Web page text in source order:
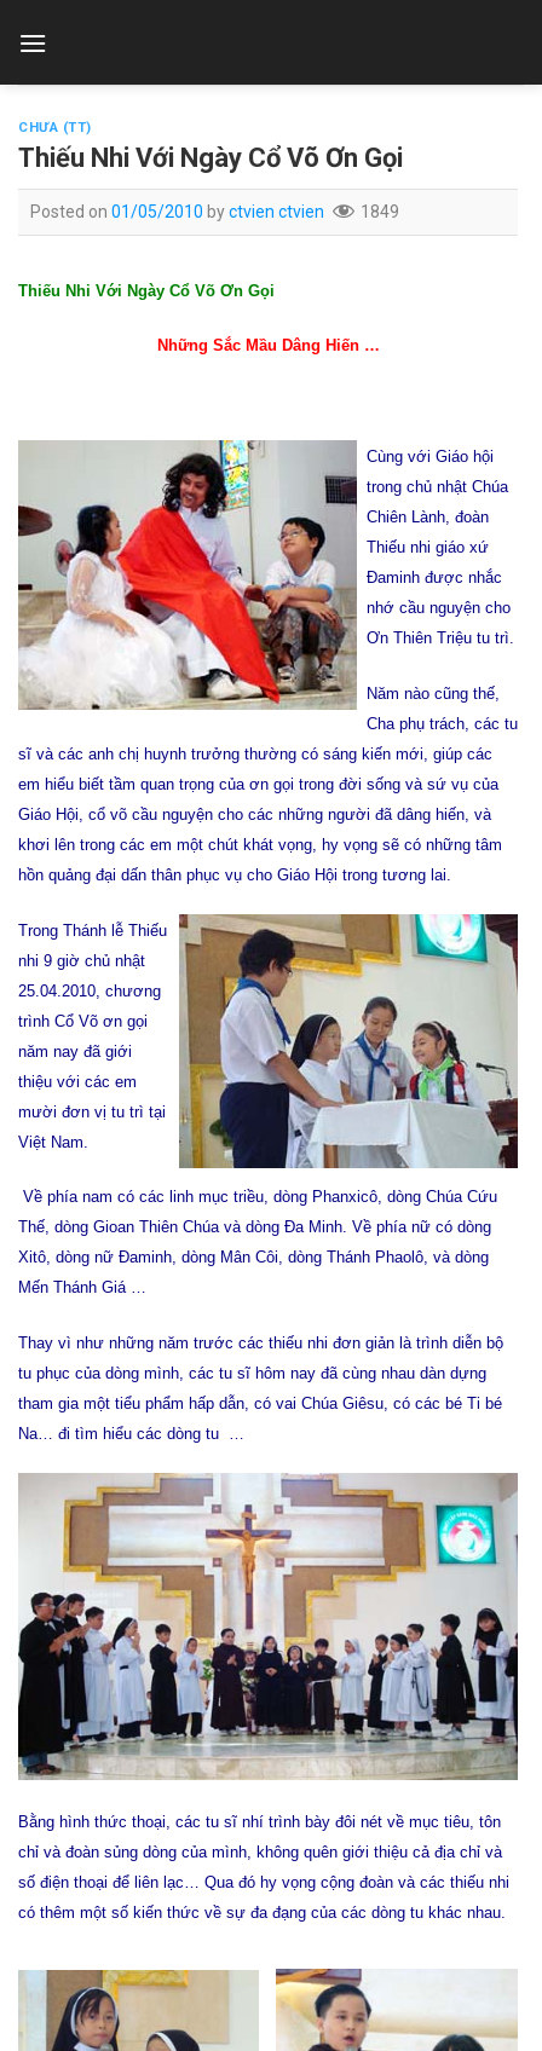
CHƯA (TT)
Thiếu Nhi Với Ngày Cổ Võ Ơn Gọi
Posted on 01/05/2010 byctvien ctvien 1849
Thiếu Nhi Với Ngày Cổ Võ Ơn Gọi
Những Sắc Mầu Dâng Hiến …
Cùng với Giáo hội
trong chủ nhật Chúa
Chiên Lành, đoàn
Thiếu nhi giáo xứ
Đaminh được nhắc
nhớ cầu nguyện cho
Ơn Thiên Triệu tu trì.
Năm nào cũng thế,
Cha phụ trách, các tu
sĩ và các anh chị huynh trưởng thường có sáng kiến mới, giúp các
em hiểu biết tầm quan trọng của ơn gọi trong đời sống và sứ vụ của
Giáo Hội, cổ võ cầu nguyện cho các những người đã dâng hiến, và
khơi lên trong các em một chút khát vọng, hy vọng sẽ có những tâm
hồn quảng đại dấn thân phục vụ cho Giáo Hội trong tương lai.
Trong Thánh lễ Thiếu
nhi 9 giờ chủ nhật
25.04.2010, chương
trình Cổ Võ ơn gọi
năm nay đã giới
thiệu với các em
mười đơn vị tu trì tại
Việt Nam.
Về phía nam có các linh mục triều, dòng Phanxicô, dòng Chúa Cứu
Thế, dòng Gioan Thiên Chúa và dòng Đa Minh. Về phía nữ có dòng
Xitô, dòng nữ Đaminh, dòng Mân Côi, dòng Thánh Phaolô, và dòng
Mến Thánh Giá …
Thay vì như những năm trước các thiếu nhi đơn giản là trình diễn bộ
tu phục của dòng mình, các tu sĩ hôm nay đã cùng nhau dàn dựng
tham gia một tiểu phẩm hấp dẫn, có vai Chúa Giêsu, có các bé Ti bé
Na… đi tìm hiểu các dòng tu …
Bằng hình thức thoại, các tu sĩ nhí trình bày đôi nét về mục tiêu, tôn
chỉ và đoàn sủng dòng của mình, không quên giới thiệu cả địa chỉ và
số điện thoại để liên lạc… Qua đó hy vọng cộng đoàn và các thiếu nhi
có thêm một số kiến thức về sự đa đạng của các dòng tu khác nhau.